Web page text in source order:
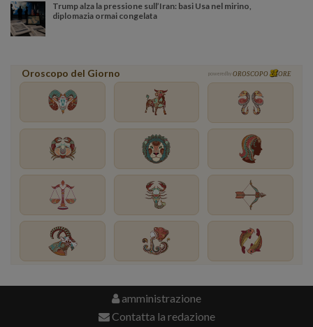
Trump alza la pressione sull’Iran: basi Usa nel mirino,
diplomazia ormai congelata
Oroscopo del Giorno powered by OROSCOPO ORE
amministrazione
Contatta la redazione